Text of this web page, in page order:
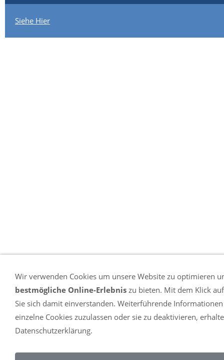
Siehe Hier
Wir verwenden Cookies um unsere Website zu optimieren
bestmögliche Online-Erlebnis zu bieten. Mit dem Klick
Sie sich damit einverstanden. Weiterführende
einzelne Cookies zuzulassen oder sie zu deaktivieren,
Datenschutzerklärung.